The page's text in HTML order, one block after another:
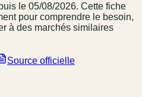
le 05/08/2026. Cette fiche
pour comprendre le besoin,
à des marchés similaires
Source officielle